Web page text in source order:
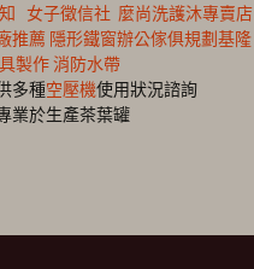
女子徵信社 麼尚洗護沐專賣店
推薦 隱形鐵窗辦公傢俱規劃基隆
製作消防水帶
多種空壓機使用狀況諮詢
業於生產茶葉罐